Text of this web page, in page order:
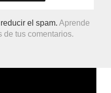
el spam.Aprende
de tus comentarios.